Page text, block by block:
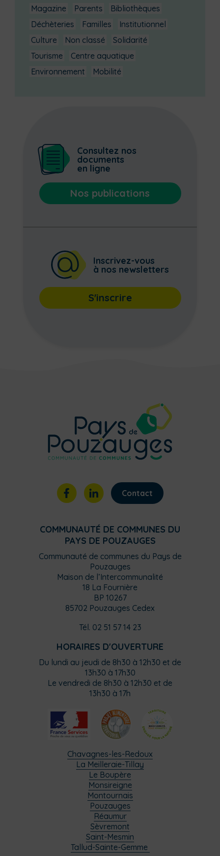
Magazine
Parents
Bibliothèques
Déchèteries
Familles
Institutionnel
Culture
Non classé
Solidarité
Tourisme
Centre aquatique
Environnement
Mobilité
Consultez nos
documents
en ligne
Nos publications
Inscrivez-vous
à nos newsletters
S'inscrire
Contact
COMMUNAUTÉ DE COMMUNES DU
PAYS DE POUZAUGES
Communauté de communes du Pays de
Pouzauges
Maison de l’Intercommunalité
18 La Fournière
BP 10267
85702 Pouzauges Cedex
Tél. 02 51 57 14 23
HORAIRES D'OUVERTURE
Du lundi au jeudi de 8h30 à 12h30 et de
13h30 à 17h30
Le vendredi de 8h30 à 12h30 et de
13h30 à 17h
Chavagnes-les-Redoux
La Meilleraie-Tillay
Le Boupère
Monsireigne
Montournais
Pouzauges
Réaumur
Sèvremont
Saint-Mesmin
Tallud-Sainte-Gemme